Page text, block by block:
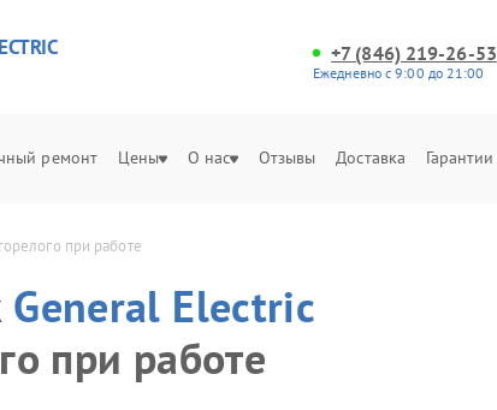
+7 (846) 219-26-53
Ежедневно с 9:00 до 21:00
ремонт Цены О нас Отзывы Доставка Гарантии
при работе
General Electric
при работе